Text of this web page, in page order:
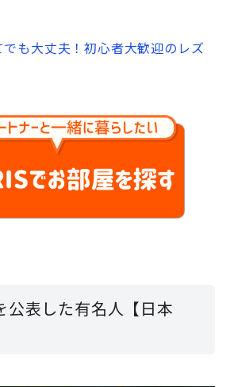
でも大丈夫！初心者大歓迎のレズ
公表した有名人【日本